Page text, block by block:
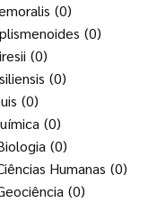
(0)
(0)
(0)
(0)
(0)
(0)
(0)
Humanas (0)
(0)